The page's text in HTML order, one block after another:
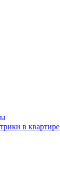
в квартире